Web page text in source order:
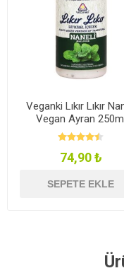
Veganki Lıkır Lıkır
Vegan Ayran
74,90 ₺
SEPETE EKLE